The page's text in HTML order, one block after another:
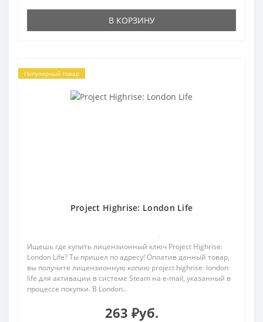
В КОРЗИНУ
Популярный товар
Project Highrise: London Life
Ищешь где купить лицензионный ключ Project Highrise:
London Life? Ты пришел по адресу! Оплатив данный товар,
вы получите лицензионную копию project highrise: london
life для активации в системе Steam на e-mail, указанный в
процессе покупки. В London..
263 ₽уб.